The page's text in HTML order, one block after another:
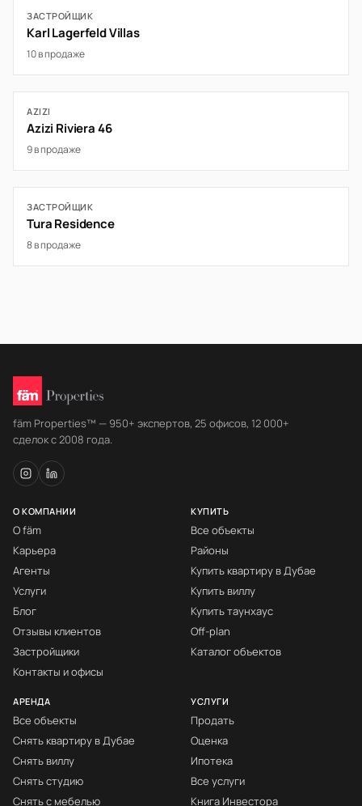
ЗАСТРОЙЩИК
Karl Lagerfeld Villas
10 в продаже
AZIZI
Azizi Riviera 46
9 в продаже
ЗАСТРОЙЩИК
Tura Residence
8 в продаже
fäm Properties™ — 950+ экспертов, 25 офисов, 12 000+
сделок с 2008 года.
О КОМПАНИИ
О fäm
Карьера
Агенты
Услуги
Блог
Отзывы клиентов
Застройщики
Контакты и офисы
КУПИТЬ
Все объекты
Районы
Купить квартиру в Дубае
Купить виллу
Купить таунхаус
Off-plan
Каталог объектов
АРЕНДА
Все объекты
Снять квартиру в Дубае
Снять виллу
Снять студию
Снять с мебелью
УСЛУГИ
Продать
Оценка
Ипотека
Все услуги
Книга Инвестора